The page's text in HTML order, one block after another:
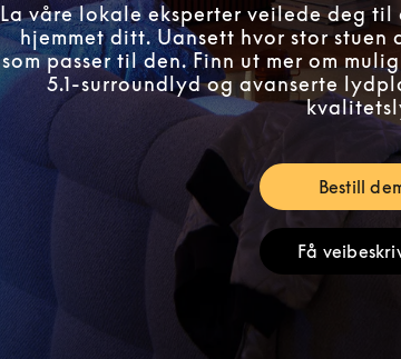
La våre lokale eksperter veilede deg til
hjemmet ditt. Uansett hvor stor stuen
som passer til den. Finn ut mer om
5.1-surroundlyd og avanserte
Bestill
Få